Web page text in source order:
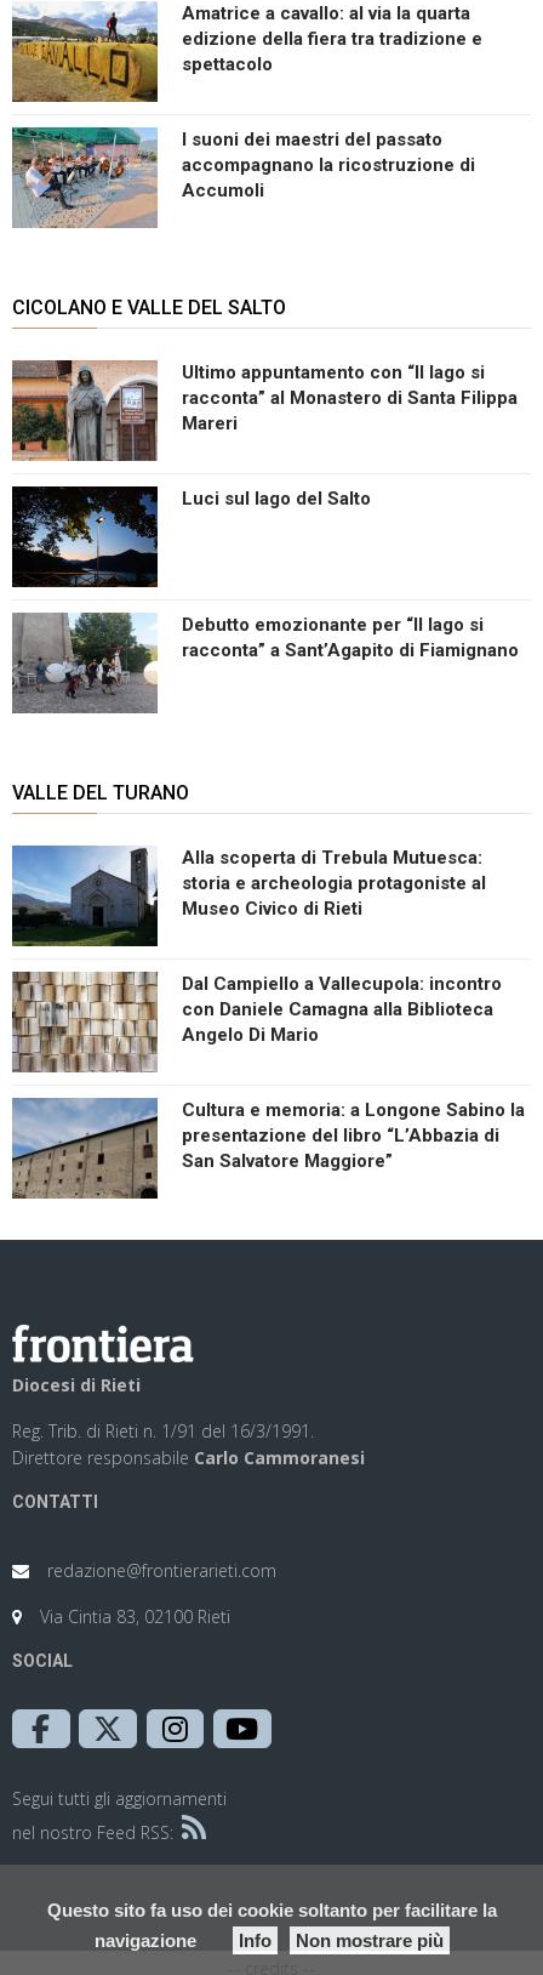
Questo sito fa uso dei cookie soltanto per facilitare la
navigazione
Info Non mostrare più
Amatrice a cavallo: al via la quarta
edizione della fiera tra tradizione e
spettacolo
I suoni dei maestri del passato
accompagnano la ricostruzione di
Accumoli
CICOLANO E VALLE DEL SALTO
Ultimo appuntamento con “Il lago si
racconta” al Monastero di Santa Filippa
Mareri
Luci sul lago del Salto
Debutto emozionante per “Il lago si
racconta” a Sant’Agapito di Fiamignano
VALLE DEL TURANO
Alla scoperta di Trebula Mutuesca:
storia e archeologia protagoniste al
Museo Civico di Rieti
Dal Campiello a Vallecupola: incontro
con Daniele Camagna alla Biblioteca
Angelo Di Mario
Cultura e memoria: a Longone Sabino la
presentazione del libro “L’Abbazia di
San Salvatore Maggiore”
Diocesi di Rieti
Reg. Trib. di Rieti n. 1/91 del 16/3/1991.
Direttore responsabile Carlo Cammoranesi
CONTATTI
redazione@frontierarieti.com
Via Cintia 83, 02100 Rieti
SOCIAL
Segui tutti gli aggiornamenti
nel nostro Feed RSS: